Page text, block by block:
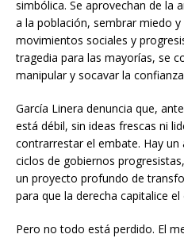
simbólica. Se aprovechan de la
a la población, sembrar miedo
movimientos sociales y
tragedia para las mayorías, se
manipular y socavar la
García Linera denuncia que,
está débil, sin ideas frescas ni
contrarrestar el embate. Hay
ciclos de gobiernos
un proyecto profundo de
para que la derecha capitalice
Pero no todo está perdido. El